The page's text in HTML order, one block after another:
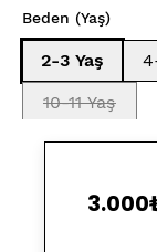
Beden (Yaş)
2-3 Yaş
10-11 Yaş